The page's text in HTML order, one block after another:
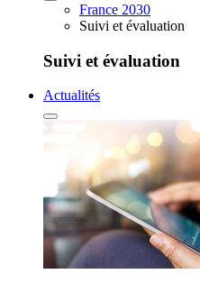
France 2030
Suivi et évaluation
Suivi et évaluation
Actualités